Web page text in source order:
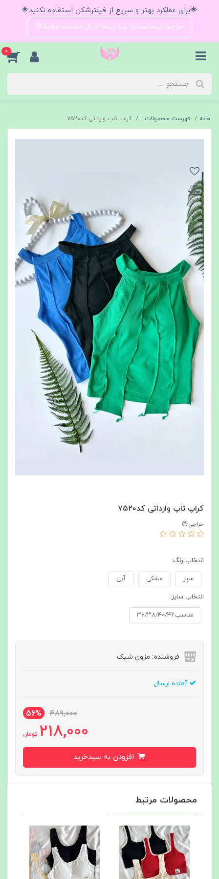
🌟برای عملکرد بهتر و سریع از فیلترشکن استفاده نکنید🌟
حراجیا اینجاست؟ بیا اینجا تا از دستت نرفته😍
0
خانه فهرست محصولات کراپ تاپ وارداتی کد۷۵۲۰
کراپ تاپ وارداتی کد۷۵۲۰
حراجی😍
انتخاب رنگ:
سبز مشکی آبی
انتخاب سایز:
مناسب۳۶/۳۸/۴۰/۴۲
فروشنده: مزون شیک
آماده ارسال
489,000
56%
218,000 تومان
محصولات مرتبط